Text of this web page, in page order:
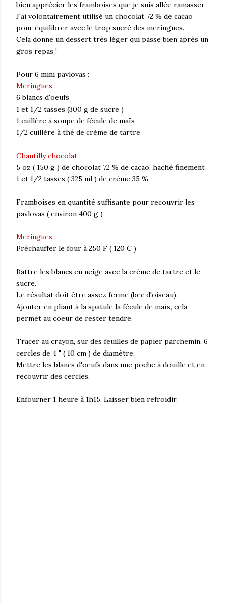
bien apprécier les framboises que je suis allée ramasser.
J'ai volontairement utilisé un chocolat 72 % de cacao
pour équilibrer avec le trop sucré des meringues.
Cela donne un dessert très léger qui passe bien après un
gros repas !
Pour 6 mini pavlovas :
Meringues :
6 blancs d'oeufs
1 et 1/2 tasses (300 g de sucre )
1 cuillère à soupe de fécule de maïs
1/2 cuillère à thé de crème de tartre
Chantilly chocolat :
5 oz ( 150 g ) de chocolat 72 % de cacao, haché finement
1 et 1/2 tasses ( 325 ml ) de crème 35 %
Framboises en quantité suffisante pour recouvrir les
pavlovas ( environ 400 g )
Meringues :
Préchauffer le four à 250 F ( 120 C )
Battre les blancs en neige avec la crème de tartre et le
sucre.
Le résultat doit être assez ferme (bec d'oiseau).
Ajouter en pliant à la spatule la fécule de maïs, cela
permet au coeur de rester tendre.
Tracer au crayon, sur des feuilles de papier parchemin, 6
cercles de 4 " ( 10 cm ) de diamètre.
Mettre les blancs d'oeufs dans une poche à douille et en
recouvrir des cercles.
Enfourner 1 heure à 1h15. Laisser bien refroidir.